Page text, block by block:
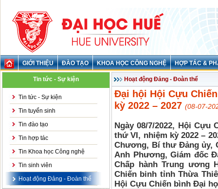
GIỚI THIỆU ĐÀO TẠO KHOA HỌC CÔNG NGHỆ HỢP TÁC &
Tin tức - Sự kiện
Tin tức - Sự kiện
Tin tuyển sinh
Tin đào tạo
Tin hợp tác
Tin Khoa học Công nghệ
Tin sinh viên
Hoạt động Đảng - Đoàn thể
Hoạt động Đảng - Đoàn thể
Đại hội Hội Cựu
kỳ 2022 – 2027 (08-07-
Ngày 08/7/2022, Hội
thứ VI, nhiệm kỳ 2022 –
Chương, Bí thư Đảng ủy,
Anh Phương, Giám đốc
Chấp hành Trung ương
Chiến binh tỉnh Thừa
Hội Cựu Chiến bình Đại